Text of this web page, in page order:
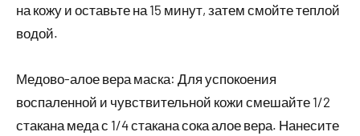
на кожу и оставьте на 15 минут, затем смойте теплой
водой.
Медово-алое вера маска: Для успокоения
воспаленной и чувствительной кожи смешайте 1/2
стакана меда с 1/4 стакана сока алое вера. Нанесите